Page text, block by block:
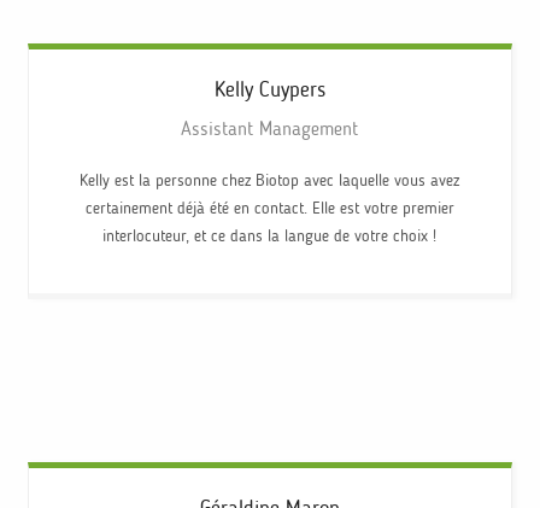
Kelly Cuypers
Assistant Management
Kelly est la personne chez Biotop avec laquelle vous avez
certainement déjà été en contact. Elle est votre premier
interlocuteur, et ce dans la langue de votre choix !